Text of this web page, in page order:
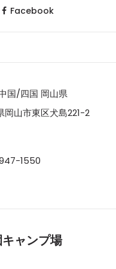
Facebook
国/四国 岡山県
岡山市東区犬島221-2
1550
ャンプ場